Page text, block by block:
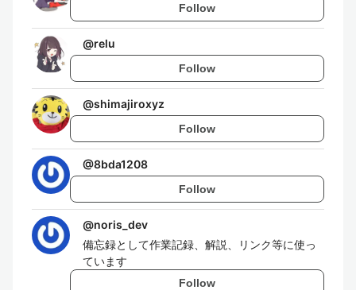
Follow
@relu
Follow
@shimajiroxyz
Follow
@8bda1208
Follow
@noris_dev
備忘録として作業記録、解説、リンク等に使っ
ています
Follow